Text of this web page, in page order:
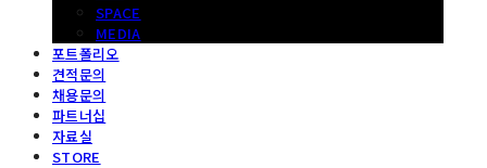
SPACE
MEDIA
포트폴리오
견적문의
채용문의
파트너십
자료실
STORE